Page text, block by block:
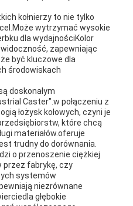
kołnierzy to nie tylko
wytrzymać wysokie
dla wydajnościKolor
zapewniając
być kluczowe dla
środowiskach
doskonałym
Caster".w połączeniu z
łożysk kołowych, czyni je
które chcą
materiałów.oferuje
trudny do dorównania.
o przenoszenie ciężkiej
fabrykę, czy
systemów
niezrównane
głębokie